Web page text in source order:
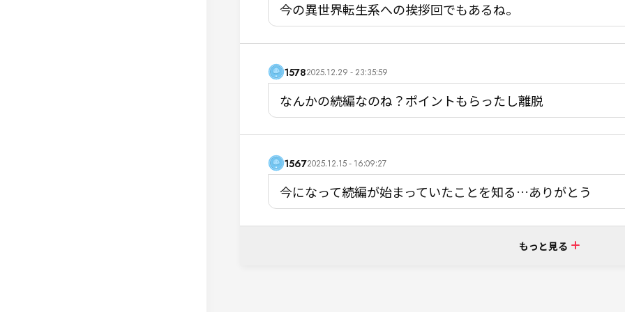
今の異世界転生系への挨拶回でもあるね。
15782025.12.29 - 23:35:59
なんかの続編なのね？ポイントもらったし離脱
15672025.12.15 - 16:09:27
今になって続編が始まっていたことを知る…ありがとう
もっと見る